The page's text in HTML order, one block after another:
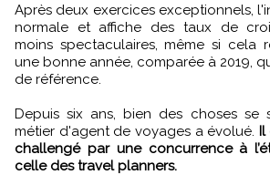
Après deux exercices exceptionnels,
normale et affiche des taux de
moins spectaculaires, même si cela
une bonne année, comparée à 2019,
de référence.
Depuis six ans, bien des choses se
métier d'agent de voyages a évolué. Il
challengé par une concurrence à
celle des travel planners.